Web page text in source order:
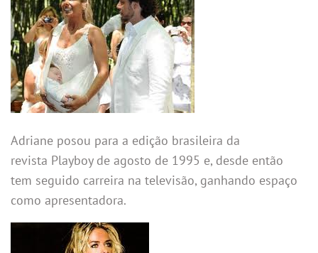
Adriane posou para a edição brasileira da
revista Playboy de agosto de 1995 e, desde então
tem seguido carreira na televisão, ganhando espaço
como apresentadora.